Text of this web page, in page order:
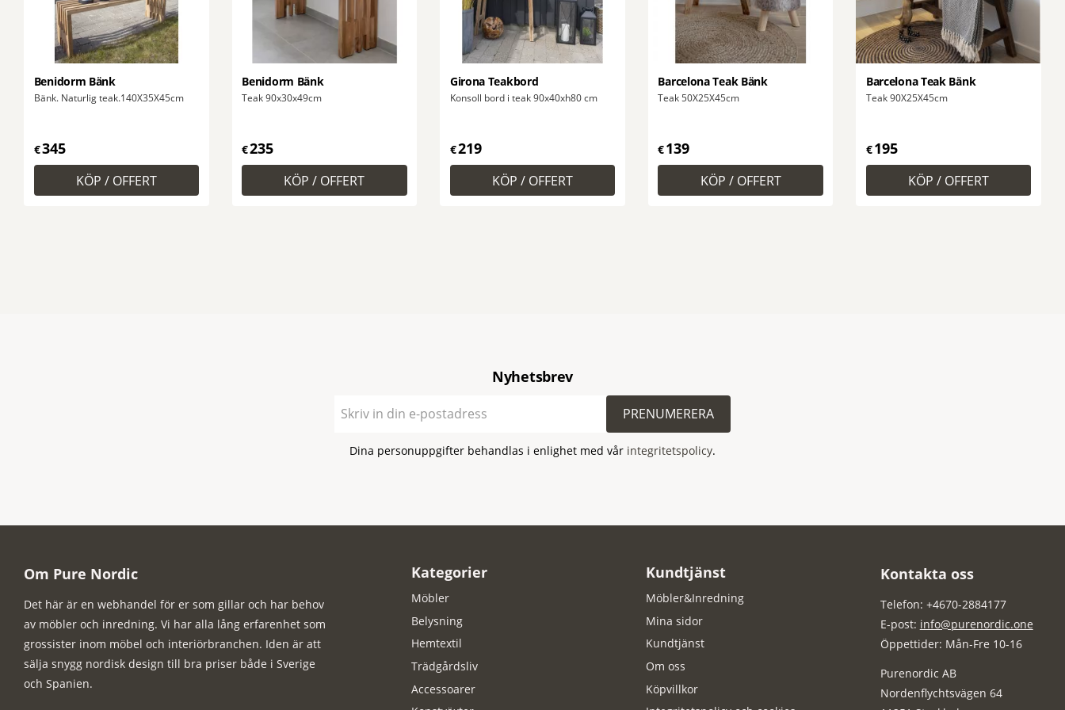
Benidorm Bänk
Bänk. Naturlig teak.140X35X45cm
€345
Benidorm Bänk
Teak 90x30x49cm
€235
Girona Teakbord
Konsoll bord i teak 90x40xh80 cm
€219
Barcelona Teak Bänk
Teak 50X25X45cm
€139
Barcelona Teak Bänk
Teak 90X25X45cm
€195
Nyhetsbrev
PRENUMERERA
Dina personuppgifter behandlas i enlighet med vår integritetspolicy.
Om Pure Nordic
Det här är en webhandel för er som gillar och har behov
av möbler och inredning. Vi har alla lång erfarenhet som
grossister inom möbel och interiörbranchen. Iden är att
sälja snygg nordisk design till bra priser både i Sverige
och Spanien.
Kategorier
Möbler
Belysning
Hemtextil
Trädgårdsliv
Accessoarer
Kundtjänst
Möbler&Inredning
Mina sidor
Kundtjänst
Om oss
Köpvillkor
Kontakta oss
Telefon: +4670-2884177
E-post: info@purenordic.one
Öppettider: Mån-Fre 10-16
Purenordic AB
Nordenflychtsvägen 64